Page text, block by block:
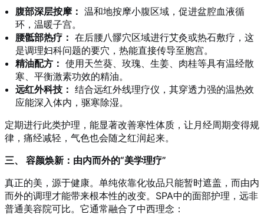
腹部深层按摩： 温和地按摩小腹区域，促进盆腔血液循
环，温暖子宫。
腰骶部热疗： 在后腰八髎穴区域进行艾灸或热石敷疗，这
是调理妇科问题的要穴，热能直接传导至胞宫。
精油配方： 使用天竺葵、玫瑰、生姜、肉桂等具有温经散
寒、平衡激素功效的精油。
远红外科技： 结合远红外线理疗仪，其穿透力强的温热效
应能深入体内，驱寒除湿。
定期进行此类护理，能显著改善寒性体质，让月经周期变得规
律，痛经减轻，气色也会随之红润起来。
三、 容颜焕新：由内而外的“美学理疗”
真正的美，源于健康。单纯依靠化妆品只能暂时遮盖，而由内
而外的调理才能带来根本性的改变。SPA中的面部护理，远非
普通美容院可比。它通常融合了中西理念：